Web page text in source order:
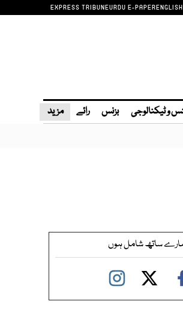
EXPRESS TRIBUNEURDU E-PAPER
و ٹیکنالوجی بزنس رائے مزید
ساتھ شامل ہوں